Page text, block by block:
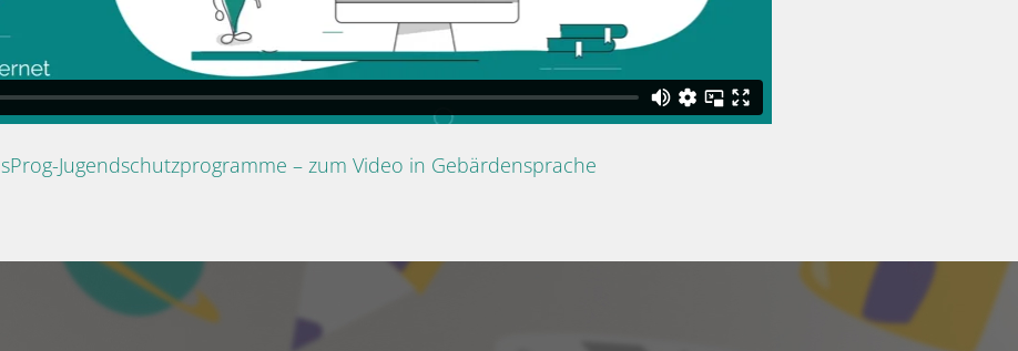
Jugendschutzprogramme – zum Video in Gebärdensprache